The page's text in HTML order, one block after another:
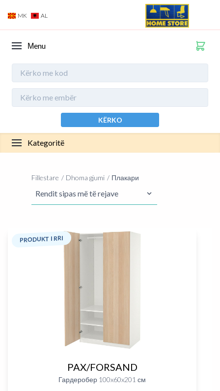
MK AL
Мenu
KËRKO
Kategoritë
Fillestare Dhoma gjumi Плакари
PRODUKT I RRI
PAX/FORSAND
Гардеробер 100x60x201 см